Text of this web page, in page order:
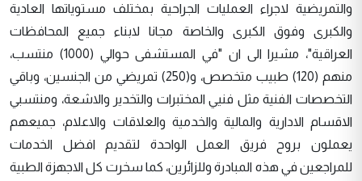
والتمريضية لاجراء العمليات الجراحية بمختلف مستوياتها العادية
والكبرى وفوق الكبرى والخاصة مجانا لابناء جميع المحافظات
العراقية"، مشيرا الى ان "في المستشفى حوالي (1000) منتسب،
منهم (120) طبيب متخصص، و(250) تمريضي من الجنسين، وباقي
التخصصات الفنية مثل فنيي المختبرات والتخدير والاشعة، ومنتسبي
الاقسام الادارية والمالية والخدمية والعلاقات والاعلام، جميعهم
يعملون بروح فريق العمل الواحدة لتقديم افضل الخدمات
للمراجعين في هذه المبادرة وللزائرين، كما سخرت كل الاجهزة الطبية